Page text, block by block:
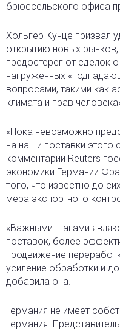
брюссельского офиса
Хольгер Кунце призвал
открытию новых
предостерег от сделок
нагруженных
вопросами, такими как
климата и прав
«Пока невозможно
на наши поставки этого
комментарии Reuters
экономики Германии
того, что известно до
мера экспортного
«Важными шагами
поставок, более
продвижение
усиление обработки и
добавила она.
Германия не имеет
германия.